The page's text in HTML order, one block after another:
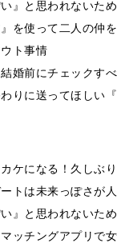
』と思われないた
を使って二人の仲
ト事情
婚前にチェックす
りに送ってほしい
ケになる！久しぶ
トは未来っぽさが
』と思われないた
ッチングアプリで